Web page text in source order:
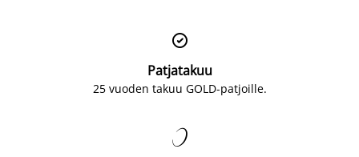

Patjatakuu
25 vuoden takuu GOLD-patjoille.
